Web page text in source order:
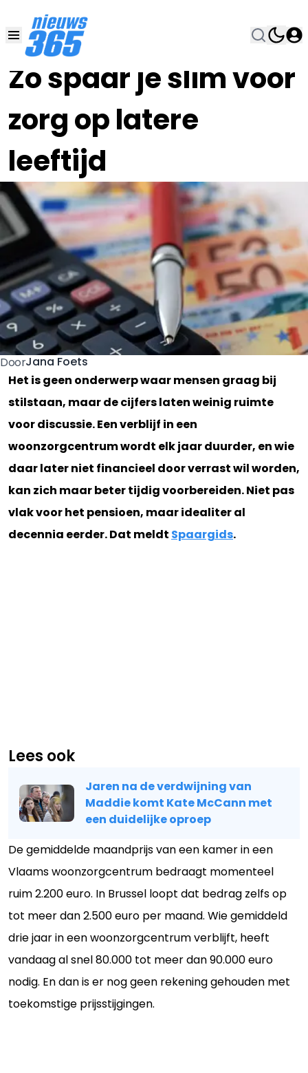
Zo spaar je slim voor
zorg op latere
leeftijd
26 DEC 2025, 9:24
DoorJana Foets
Het is geen onderwerp waar mensen graag bij
stilstaan, maar de cijfers laten weinig ruimte
voor discussie. Een verblijf in een
woonzorgcentrum wordt elk jaar duurder, en wie
daar later niet financieel door verrast wil worden,
kan zich maar beter tijdig voorbereiden. Niet pas
vlak voor het pensioen, maar idealiter al
decennia eerder. Dat meldt Spaargids.
Lees ook
Jaren na de verdwijning van
Maddie komt Kate McCann met
een duidelijke oproep
De gemiddelde maandprijs van een kamer in een
Vlaams woonzorgcentrum bedraagt momenteel
ruim 2.200 euro. In Brussel loopt dat bedrag zelfs op
tot meer dan 2.500 euro per maand. Wie gemiddeld
drie jaar in een woonzorgcentrum verblijft, heeft
vandaag al snel 80.000 tot meer dan 90.000 euro
nodig. En dan is er nog geen rekening gehouden met
toekomstige prijsstijgingen.